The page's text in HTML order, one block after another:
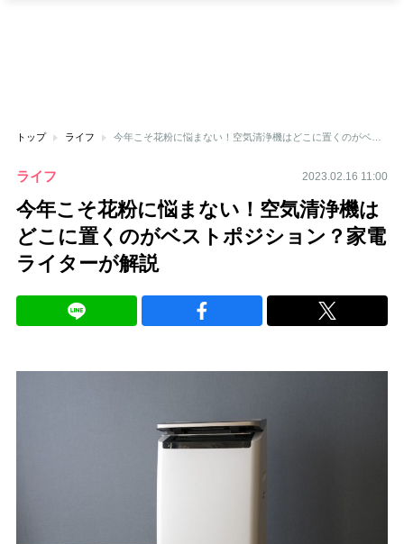
トップ ライフ 今年こそ花粉に悩まない！空気清浄機はどこに置くのがベストポジション？家電ライターが解説
ライフ 2023.02.16 11:00
今年こそ花粉に悩まない！空気清浄機は
どこに置くのがベストポジション？家電
ライターが解説